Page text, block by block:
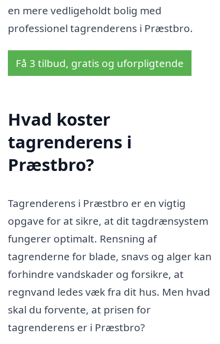
en mere vedligeholdt bolig med
professionel tagrenderens i Præstbro.
Få 3 tilbud, gratis og uforpligtende
Hvad koster
tagrenderens i
Præstbro?
Tagrenderens i Præstbro er en vigtig
opgave for at sikre, at dit tagdrænsystem
fungerer optimalt. Rensning af
tagrenderne for blade, snavs og alger kan
forhindre vandskader og forsikre, at
regnvand ledes væk fra dit hus. Men hvad
skal du forvente, at prisen for
tagrenderens er i Præstbro?